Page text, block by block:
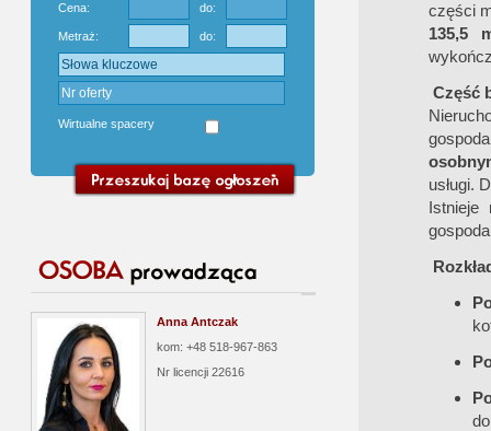
Cena: do:
Metraż: do:
Wirtualne spacery
Anna Antczak
kom: +48 518-967-863
Nr licencji 22616
części
135,5
Część
usługi.
Istnieje